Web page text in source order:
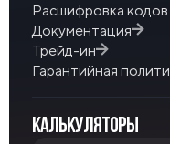
Расшифровка
Документация
Трейд-ин
Гарантийная
КАЛЬКУЛЯТОРЫ